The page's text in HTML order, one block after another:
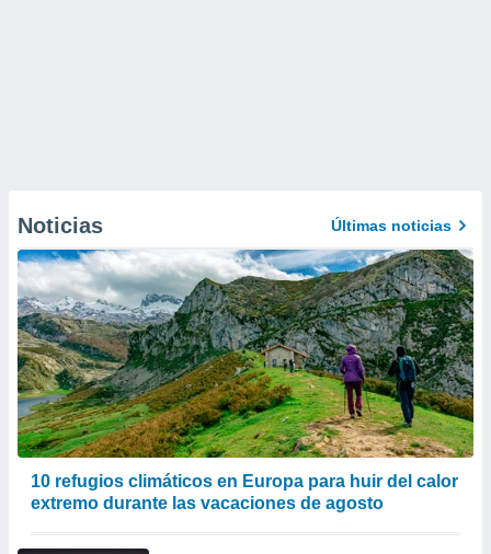
Noticias Últimas noticias
10 refugios climáticos en Europa para huir del calor
extremo durante las vacaciones de agosto